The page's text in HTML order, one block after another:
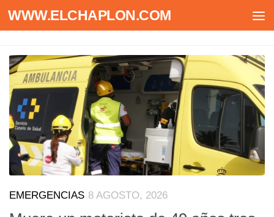
Saltar al contenido
WWW.ELCHAPLON.COM
EMERGENCIAS 8 AGOSTO, 2026